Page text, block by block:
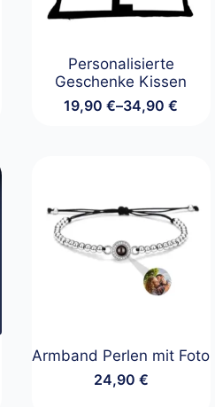
Personalisierte
Geschenke Kissen
19,90€–34,90€
Preisspanne:
Armband Perlen mit Foto
24,90 €